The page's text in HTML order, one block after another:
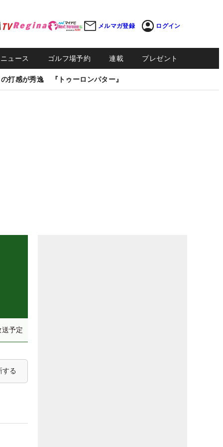
メルマガ登録 ログイン
ュース ゴルフ場予約 連載 プレゼント
打感が秀逸 『トゥーロンパター』
予定
する